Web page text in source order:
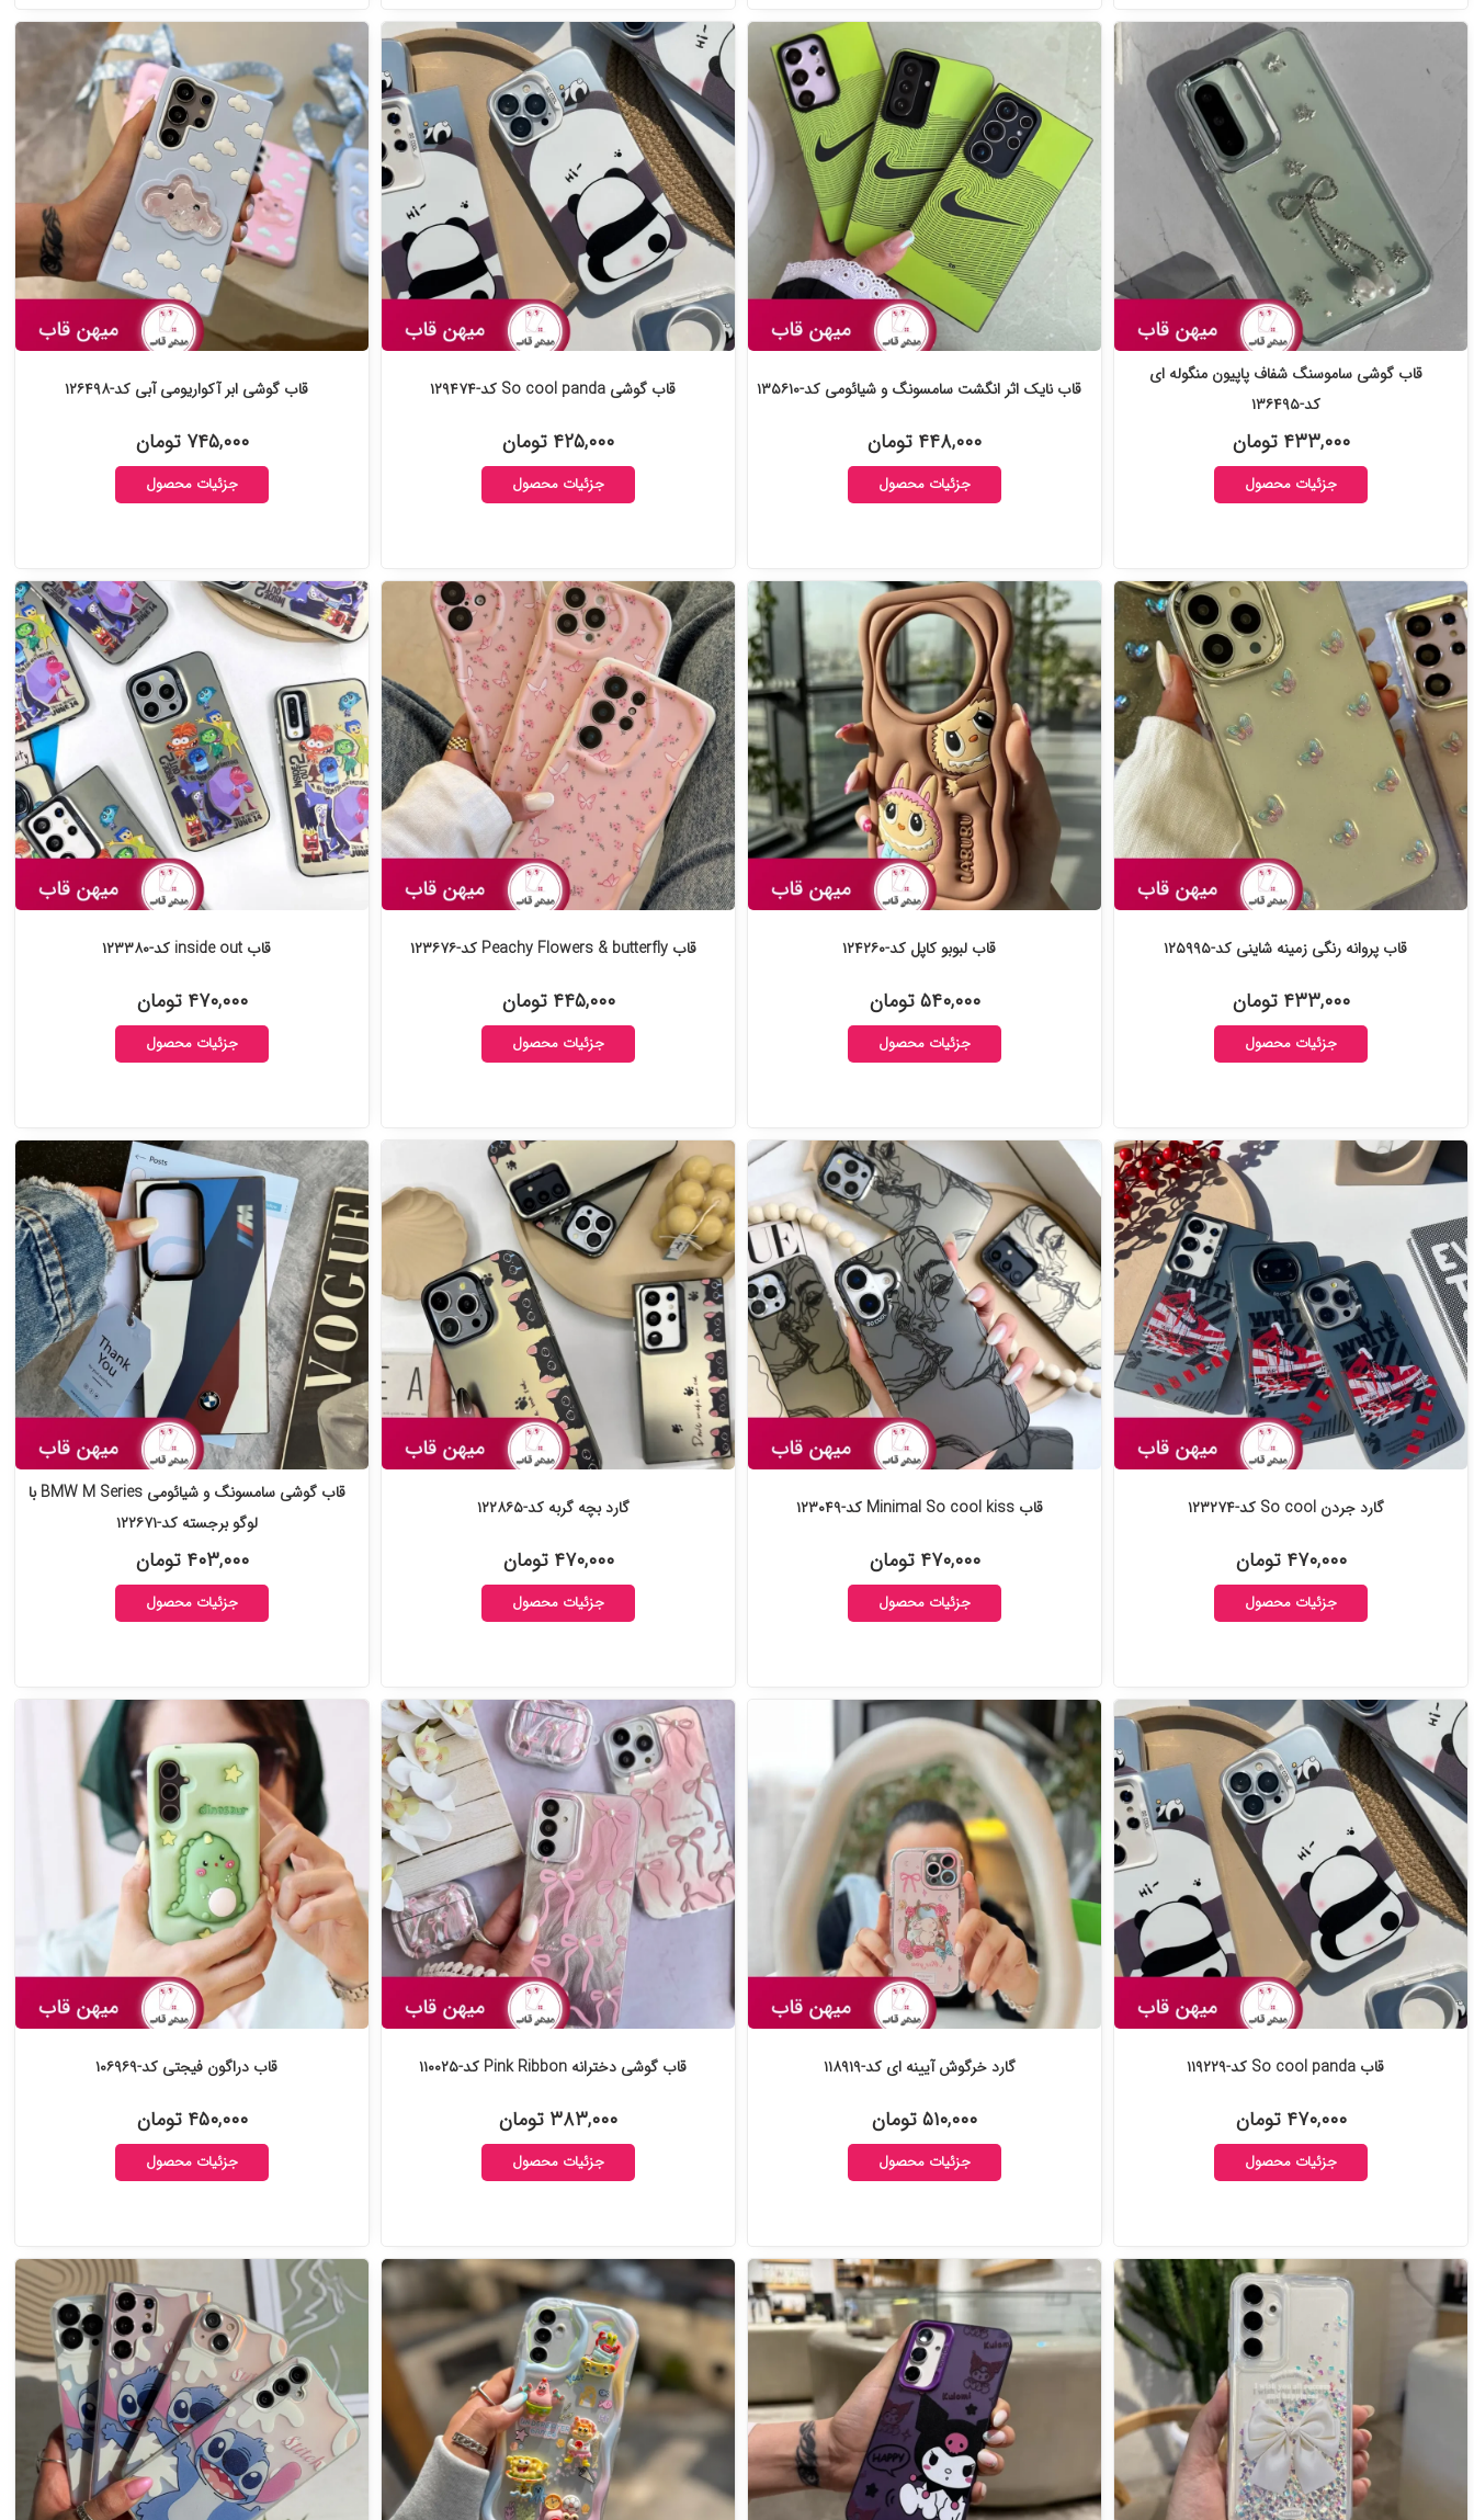
قاب گوشی ساموسنگ شفاف پاپیون منگوله ای
کد-۱۳۶۴۹۵
۴۳۳,۰۰۰ تومان
جزئیات محصول
قاب نایک اثر انگشت سامسونگ و شیائومی کد-۱۳۵۶۱۰
۴۴۸,۰۰۰ تومان
جزئیات محصول
قاب گوشی So cool panda کد-۱۲۹۴۷۴
۴۲۵,۰۰۰ تومان
جزئیات محصول
قاب گوشی ابر آکواریومی آبی کد-۱۲۶۴۹۸
۷۴۵,۰۰۰ تومان
جزئیات محصول
قاب پروانه رنگی زمینه شاینی کد-۱۲۵۹۹۵
۴۳۳,۰۰۰ تومان
جزئیات محصول
قاب لبوبو کاپل کد-۱۲۴۲۶۰
۵۴۰,۰۰۰ تومان
جزئیات محصول
قاب Peachy Flowers & butterfly کد-۱۲۳۶۷۶
۴۴۵,۰۰۰ تومان
جزئیات محصول
قاب inside out کد-۱۲۳۳۸۰
۴۷۰,۰۰۰ تومان
جزئیات محصول
گارد جردن So cool کد-۱۲۳۲۷۴
۴۷۰,۰۰۰ تومان
جزئیات محصول
قاب Minimal So cool kiss کد-۱۲۳۰۴۹
۴۷۰,۰۰۰ تومان
جزئیات محصول
گارد بچه گربه کد-۱۲۲۸۶۵
۴۷۰,۰۰۰ تومان
جزئیات محصول
قاب گوشی سامسونگ و شیائومی BMW M Series با
لوگو برجسته کد-۱۲۲۶۷۱
۴۰۳,۰۰۰ تومان
جزئیات محصول
قاب So cool panda کد-۱۱۹۲۲۹
۴۷۰,۰۰۰ تومان
جزئیات محصول
گارد خرگوش آیینه ای کد-۱۱۸۹۱۹
۵۱۰,۰۰۰ تومان
جزئیات محصول
قاب گوشی دخترانه Pink Ribbon کد-۱۱۰۰۲۵
۳۸۳,۰۰۰ تومان
جزئیات محصول
قاب دراگون فیجتی کد-۱۰۶۹۶۹
۴۵۰,۰۰۰ تومان
جزئیات محصول